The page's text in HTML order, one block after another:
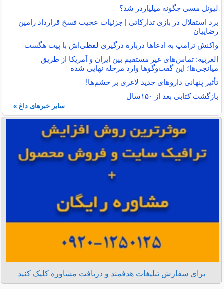
لیونل مسی چگونه میلیاردر شد؟
برد استقلال در بازی تدارکاتی | جزئیات عجیب فسخ قرارداد رامین
رضاییان
واکنش ترامپ به ادعاها درباره درگیری لفظی‌اش با پیت هگست
العربیه: تماس‌های غیر مستقیم بین ایران و آمریکا از طریق
میانجی‌ها؛ این گفت‌و‌گو‌ها وارد مرحله نهایی شده
تأثیر پنهانی داروهای جدید لاغری بر چشم‌ها!
بازگشت کتابی بعد از ۱۵۰سال
سایر خبرهای داغ »
برای سفارش تبلیغات هدفمند و دریافت مشاوره کلیک کنید